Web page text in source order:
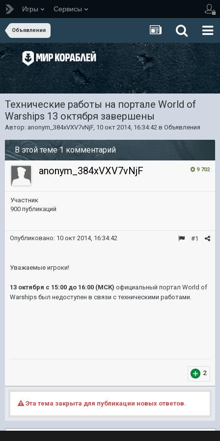
Игры Сервисы
Объявления
Технические работы на портале World of
Warships 13 октября завершены
Автор: anonym_384xVXV7vNjF, 10 окт 2014, 16:34:42 в Объявления
В этой теме 1 комментарий
9 702
anonym_384xVXV7vNjF
Участник
900 публикаций
#1
Опубликовано: 10 окт 2014, 16:34:42
Уважаемые игроки!
13 октября с 15:00 до 16:00 (МСК) официальный портал World of
Warships был недоступен в связи с техническими работами.
2
Эта тема закрыта для публикации новых ответов.